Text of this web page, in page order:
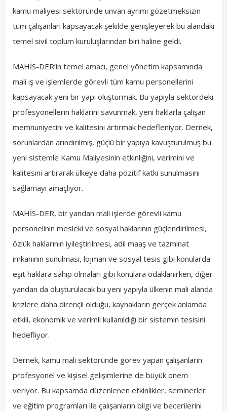
kamu maliyesi sektöründe unvan ayrımı gözetmeksizin
tüm çalışanları kapsayacak şekilde genişleyerek bu alandaki
temel sivil toplum kuruluşlarından biri haline geldi.
MAHİS-DER’in temel amacı, genel yönetim kapsamında
mali iş ve işlemlerde görevli tüm kamu personellerini
kapsayacak yeni bir yapı oluşturmak. Bu yapıyla sektördeki
profesyonellerin haklarını savunmak, yeni haklarla çalışan
memnuniyetini ve kalitesini artırmak hedefleniyor. Dernek,
sorunlardan arındırılmış, güçlü bir yapıya kavuşturulmuş bu
yeni sistemle Kamu Maliyesinin etkinliğini, verimini ve
kalitesini artırarak ülkeye daha pozitif katkı sunulmasını
sağlamayı amaçlıyor.
MAHİS-DER, bir yandan mali işlerde görevli kamu
personelinin mesleki ve sosyal haklarının güçlendirilmesi,
özlük haklarının iyileştirilmesi, adil maaş ve tazminat
imkanının sunulması, lojman ve sosyal tesis gibi konularda
eşit haklara sahip olmaları gibi konulara odaklanırken, diğer
yandan da oluşturulacak bu yeni yapıyla ülkenin mali alanda
krizlere daha dirençli olduğu, kaynakların gerçek anlamda
etkili, ekonomik ve verimli kullanıldığı bir sistemin tesisini
hedefliyor.
Dernek, kamu mali sektöründe görev yapan çalışanların
profesyonel ve kişisel gelişimlerine de büyük önem
veriyor. Bu kapsamda düzenlenen etkinlikler, seminerler
ve eğitim programları ile çalışanların bilgi ve becerilerini